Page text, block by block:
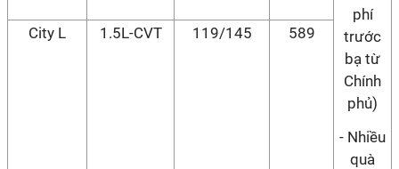
phí
trước
bạ từ
Chính
phủ)
- Nhiều
quà
City L 1.5L-CVT 119/145 589